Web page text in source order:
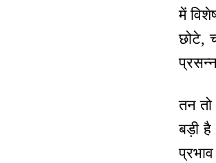
में
छोटे,
तन तो
बड़ी है